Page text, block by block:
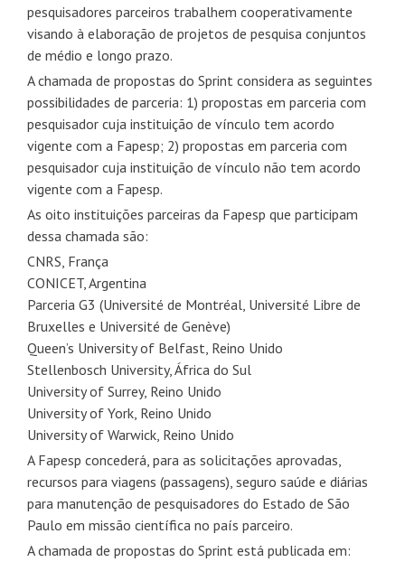
pesquisadores parceiros trabalhem cooperativamente
visando à elaboração de projetos de pesquisa conjuntos
de médio e longo prazo.
A chamada de propostas do Sprint considera as seguintes
possibilidades de parceria: 1) propostas em parceria com
pesquisador cuja instituição de vínculo tem acordo
vigente com a Fapesp; 2) propostas em parceria com
pesquisador cuja instituição de vínculo não tem acordo
vigente com a Fapesp.
As oito instituições parceiras da Fapesp que participam
dessa chamada são:
CNRS, França
CONICET, Argentina
Parceria G3 (Université de Montréal, Université Libre de
Bruxelles e Université de Genève)
Queen’s University of Belfast, Reino Unido
Stellenbosch University, África do Sul
University of Surrey, Reino Unido
University of York, Reino Unido
University of Warwick, Reino Unido
A Fapesp concederá, para as solicitações aprovadas,
recursos para viagens (passagens), seguro saúde e diárias
para manutenção de pesquisadores do Estado de São
Paulo em missão científica no país parceiro.
A chamada de propostas do Sprint está publicada em: